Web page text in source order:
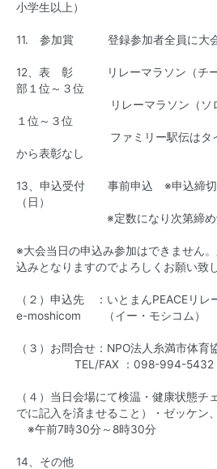
小学生以上）
11. 参加賞 登録参加者全員に大会
12、表 彰 リレーマラソン（チー
部１位～３位
リレーマラソン（ソロ）男
１位～３位
ファミリー駅伝はタイムの
から表彰なし
13、申込受付 事前申込 ※申込締切
（日）
※定数になり次第締め切り
※大会当日の申込み参加はできません
込みとなりますのでよろしくお願い致
（２）申込先 ：いとまんPEACEリレ
e-moshicom （イー・モシコム）
（３）お問合せ：NPO法人糸満市体
TEL/FAX ：098-994-5432
（４）当日会場にて検温・健康状態チ
でに記入を済ませること）・ゼッケン
※午前7時30分～8時30分
14、その他